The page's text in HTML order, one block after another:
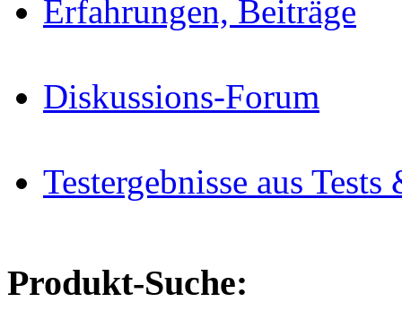
Erfahrungen, Beiträge
Diskussions-Forum
Testergebnisse aus
Produkt-Suche: